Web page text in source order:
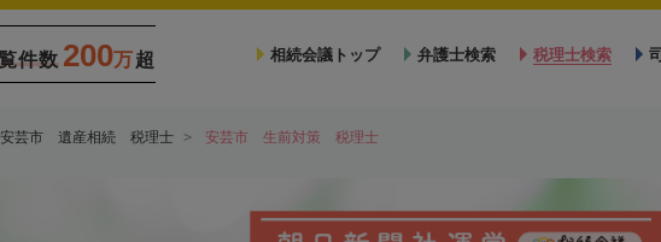
件数 200万超 相続会議トップ 弁護士検索 税理士検索
安芸市 遺産相続 税理士 安芸市 生前対策 税理士